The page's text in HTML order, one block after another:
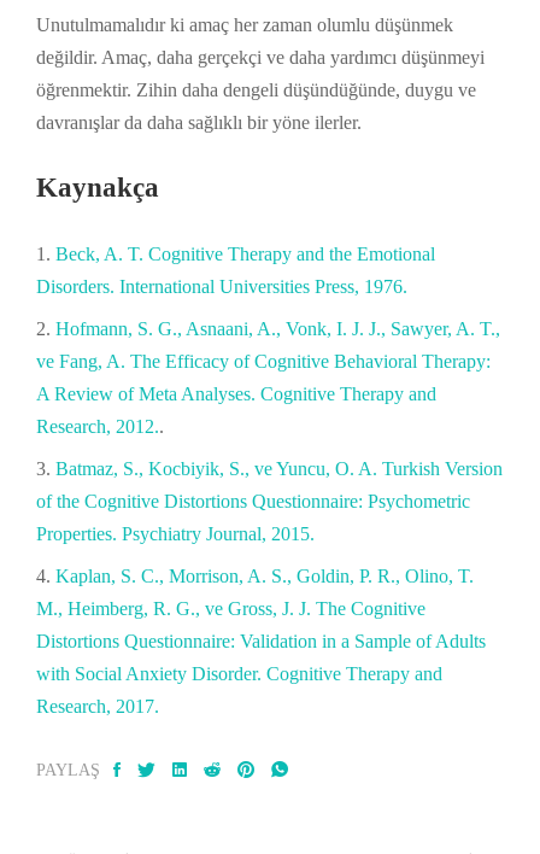
Unutulmamalıdır ki amaç her zaman olumlu düşünmek
değildir. Amaç, daha gerçekçi ve daha yardımcı düşünmeyi
öğrenmektir. Zihin daha dengeli düşündüğünde, duygu ve
davranışlar da daha sağlıklı bir yöne ilerler.
Kaynakça
Beck, A. T. Cognitive Therapy and the Emotional
Disorders. International Universities Press, 1976.
Hofmann, S. G., Asnaani, A., Vonk, I. J. J., Sawyer, A. T.,
ve Fang, A. The Efficacy of Cognitive Behavioral Therapy:
A Review of Meta Analyses. Cognitive Therapy and
Research, 2012..
Batmaz, S., Kocbiyik, S., ve Yuncu, O. A. Turkish Version
of the Cognitive Distortions Questionnaire: Psychometric
Properties. Psychiatry Journal, 2015.
Kaplan, S. C., Morrison, A. S., Goldin, P. R., Olino, T.
M., Heimberg, R. G., ve Gross, J. J. The Cognitive
Distortions Questionnaire: Validation in a Sample of Adults
with Social Anxiety Disorder. Cognitive Therapy and
Research, 2017.
PAYLAŞ